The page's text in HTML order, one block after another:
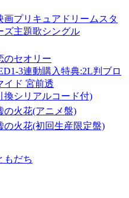
画プリキュアドリームスタ
ズ主題歌シングル
のセオリー
3連動購入特典:2L判ブロ
イド 宮前透
換シリアルコード付)
の火花(アニメ盤)
の火花(初回生産限定盤)
もだち